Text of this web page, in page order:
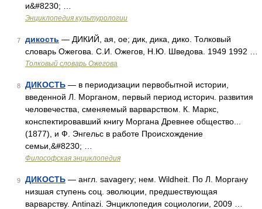
и&#8230; …
Энциклопедия культурологии
7 дикость — ДИКИЙ, ая, ое; дик, дика, дико. Толковый
словарь Ожегова. С.И. Ожегов, Н.Ю. Шведова. 1949 1992 …
Толковый словарь Ожегова
8 ДИКОСТЬ — в периодизации первобытной истории,
введенной Л. Морганом, первый период историч. развития
человечества, сменяемый варварством. К. Маркс,
конспектировавший книгу Моргана Древнее общество...
(1877), и Ф. Энгельс в работе Происхождение
семьи,&#8230; …
Философская энциклопедия
9 ДИКОСТЬ — англ. savagery; нем. Wildheit. По Л. Моргану
низшая ступень соц. эволюции, предшествующая
варварству. Antinazi. Энциклопедия социологии, 2009 …